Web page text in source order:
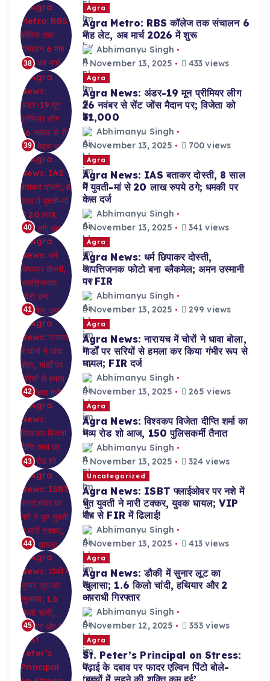
38
Agra
Agra Metro: RBS कॉलेज तक संचालन 6
माह लेट, अब मार्च 2026 में शुरू
Abhimanyu Singh
November 13, 2025
433 views
39
Agra
Agra News: अंडर-19 मून प्रीमियर लीग
26 नवंबर से सेंट जोंस मैदान पर; विजेता को
₹31,000
Abhimanyu Singh
November 13, 2025
700 views
40
Agra
Agra News: IAS बताकर दोस्ती, 8 साल
में युवती-मां से 20 लाख रुपये ठगे; धमकी पर
केस दर्ज
Abhimanyu Singh
November 13, 2025
341 views
41
Agra
Agra News: धर्म छिपाकर दोस्ती,
आपत्तिजनक फोटो बना ब्लैकमेल; अमन उस्मानी
पर FIR
Abhimanyu Singh
November 13, 2025
299 views
42
Agra
Agra News: नारायच में चोरों ने धावा बोला,
गार्डों पर सरियों से हमला कर किया गंभीर रूप से
घायल; FIR दर्ज
Abhimanyu Singh
November 13, 2025
265 views
43
Agra
Agra News: विश्वकप विजेता दीप्ति शर्मा का
भव्य रोड शो आज, 150 पुलिसकर्मी तैनात
Abhimanyu Singh
November 13, 2025
324 views
44
Uncategorized
Agra News: ISBT फ्लाईओवर पर नशे में
धुत युवती ने मारी टक्कर, युवक घायल; VIP
रौब से FIR में ढिलाई!
Abhimanyu Singh
November 13, 2025
413 views
45
Agra
Agra News: डौकी में सुनार लूट का
खुलासा; 1.6 किलो चांदी, हथियार और 2
अपराधी गिरफ्तार
Abhimanyu Singh
November 12, 2025
353 views
Agra
St. Peter’s Principal on Stress:
पढ़ाई के दबाव पर फादर एल्विन पिंटो बोले-